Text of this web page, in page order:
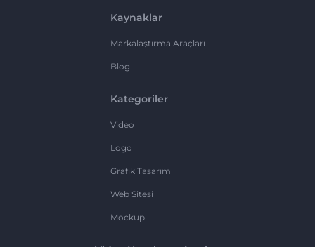
Kaynaklar
Markalaştırma Araçları
Blog
Kategoriler
Video
Logo
Grafik Tasarım
Web Sitesi
Mockup